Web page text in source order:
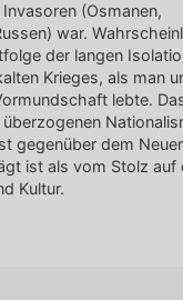
(Osmanen,
war.
der langen
Krieges, als man
lebte.
gegenüber dem
ist als vom Stolz auf
Kultur.